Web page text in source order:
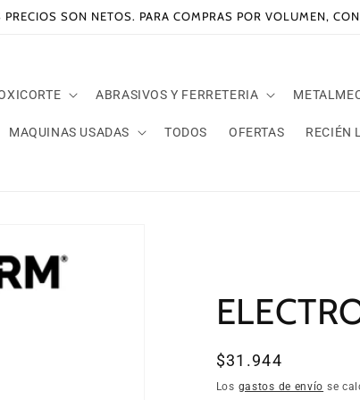
PRECIOS SON NETOS. PARA COMPRAS POR VOLUMEN,
ABRASIVOS Y FERRETERIA
MAQUINAS USADAS TODOS OFERTAS RECIÉN
Precio
habitual
$31.944
Los gastos de envío se